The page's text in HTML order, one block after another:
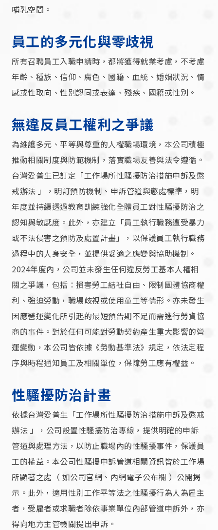
哺乳空間。
員工的多元化與零歧視
所有召聘員工入職申請時，都將獲得就業考慮，不考慮
年齡、種族、信仰、膚色、國籍、血統、婚姻狀況、情
感或性取向、性別認同或表達、殘疾、國籍或性別。
無違反員工權利之爭議
為維護多元、平等與尊重的人權職場環境，本公司積極
推動相關制度與防範機制，落實職場友善與法令遵循。
台灣愛普生已訂定「工作場所性騷擾防治措施申訴及懲
戒辦法 」，明訂預防機制、申訴管道與懲處標準，明
年度並持續透過教育訓練強化全體員工對性騷擾防治之
認知與敏感度。此外，亦建立「員工執行職務遭受暴力
或不法侵害之預防及處置計畫」，以保護員工執行職務
過程中的人身安全，並提供妥適之應變與協助機制。
2024年度內，公司並未發生任何違反勞工基本人權相
關之爭議，包括：損害勞工結社自由、限制團體協商權
利、強迫勞動，職場歧視或使用童工等情形。亦未發生
因應營運變化所引起的最短預告期不足而需進行勞資協
商的事件。對於任何可能對勞動契約產生重大影響的營
運變動，本公司皆依據《勞動基準法》規定，依法定程
序與時程通知員工及相關單位，保障勞工應有權益。
性騷擾防治計畫
依據台灣愛普生「工作場所性騷擾防治措施申訴及懲戒
辦法 」，公司設置性騷擾防治專線，提供明確的申訴
管道與處理方法，以防止職場內的性騷擾事件，保護員
工的權益。本公司性騷擾申訴管道相關資訊皆於工作場
所顯著之處（ 如公司官網、內網電子公布欄 ）公開揭
示。此外，適用性別工作平等法之性騷擾行為人為雇主
者，受雇者或求職者除依事業單位內部管道申訴外，亦
得向地方主管機關提出申訴。